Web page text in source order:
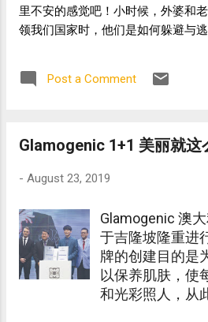
里不安的感觉吧！小时候，外婆和
领我们国家时，他们是如何躲避与
Post a Comment
Glamogenic 1+1 美丽就这
- August 23, 2019
Glamogenic 澳
于吉隆坡隆重进
牌的创建目的是
以保养肌肤，使
和光彩照人，从